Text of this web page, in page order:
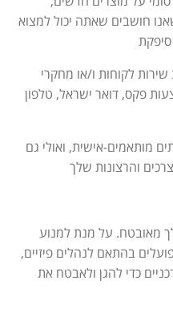
חושבים שאתה יכול למצוא
לקוחות ו/או מחקרי
פקס, דואר ישראל, טלפון
מותאמים-אישית, ואולי גם
והרצונות שלך
מאובטח. על מנת למנוע
בהתאם לנהלים פיזיים,
כדי להגן ולאבטח את